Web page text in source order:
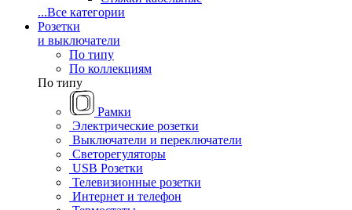
...Все категории
Розетки
и выключатели
По типу
По коллекциям
По типу
Рамки
Электрические розетки
Выключатели и переключатели
Светорегуляторы
USB Розетки
Телевизионные розетки
Интернет и телефон